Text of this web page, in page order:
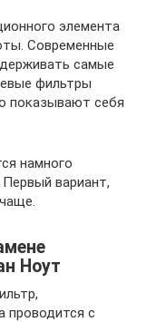
элемента
Современные
самые
фильтры
показывают себя
намного
вариант,
Ноут
проводится с